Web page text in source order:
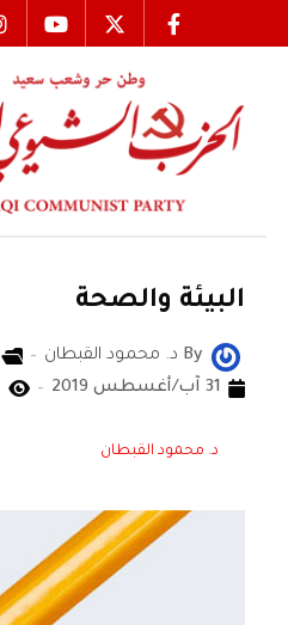
البيئة والصحة
By د. محمود القبطان
31 آب/أغسطس 2019
د. محمود القبطان